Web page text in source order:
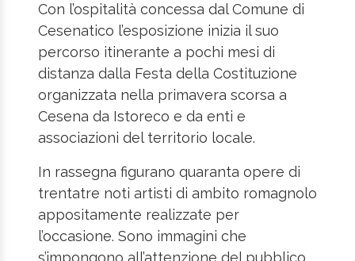
Con l’ospitalità concessa dal Comune di
Cesenatico l’esposizione inizia il suo
percorso itinerante a pochi mesi di
distanza dalla Festa della Costituzione
organizzata nella primavera scorsa a
Cesena da Istoreco e da enti e
associazioni del territorio locale.
In rassegna figurano quaranta opere di
trentatre noti artisti di ambito romagnolo
appositamente realizzate per
l’occasione. Sono immagini che
s’impongono all’attenzione del pubblico